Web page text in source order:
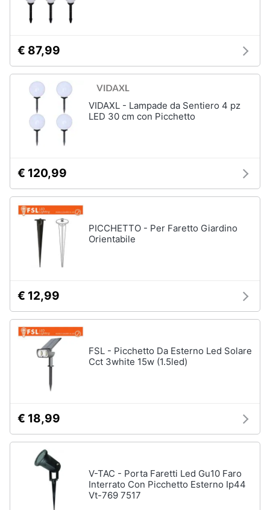
€ 87,99
VIDAXL - Lampade da Sentiero 4 pz
LED 30 cm con Picchetto
€ 120,99
PICCHETTO - Per Faretto Giardino
Orientabile
€ 12,99
FSL - Picchetto Da Esterno Led Solare
Cct 3white 15w (1.5led)
€ 18,99
V-TAC - Porta Faretti Led Gu10 Faro
Interrato Con Picchetto Esterno Ip44
Vt-769 7517